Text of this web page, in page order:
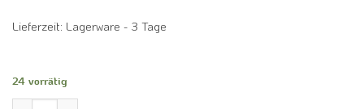
Lieferzeit: Lagerware - 3 Tage
24 vorrätig